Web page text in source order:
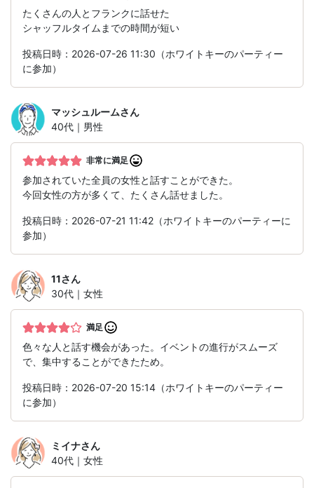
たくさんの人とフランクに話せた
シャッフルタイムまでの時間が短い
投稿日時：2026-07-26 11:30（ホワイトキーのパーティー
に参加）
マッシュルームさん
40代｜男性
非常に満足
参加されていた全員の女性と話すことができた。
今回女性の方が多くて、たくさん話せました。
投稿日時：2026-07-21 11:42（ホワイトキーのパーティーに
参加）
11さん
30代｜女性
満足
色々な人と話す機会があった。イベントの進行がスムーズ
で、集中することができたため。
投稿日時：2026-07-20 15:14（ホワイトキーのパーティー
に参加）
ミイナさん
40代｜女性